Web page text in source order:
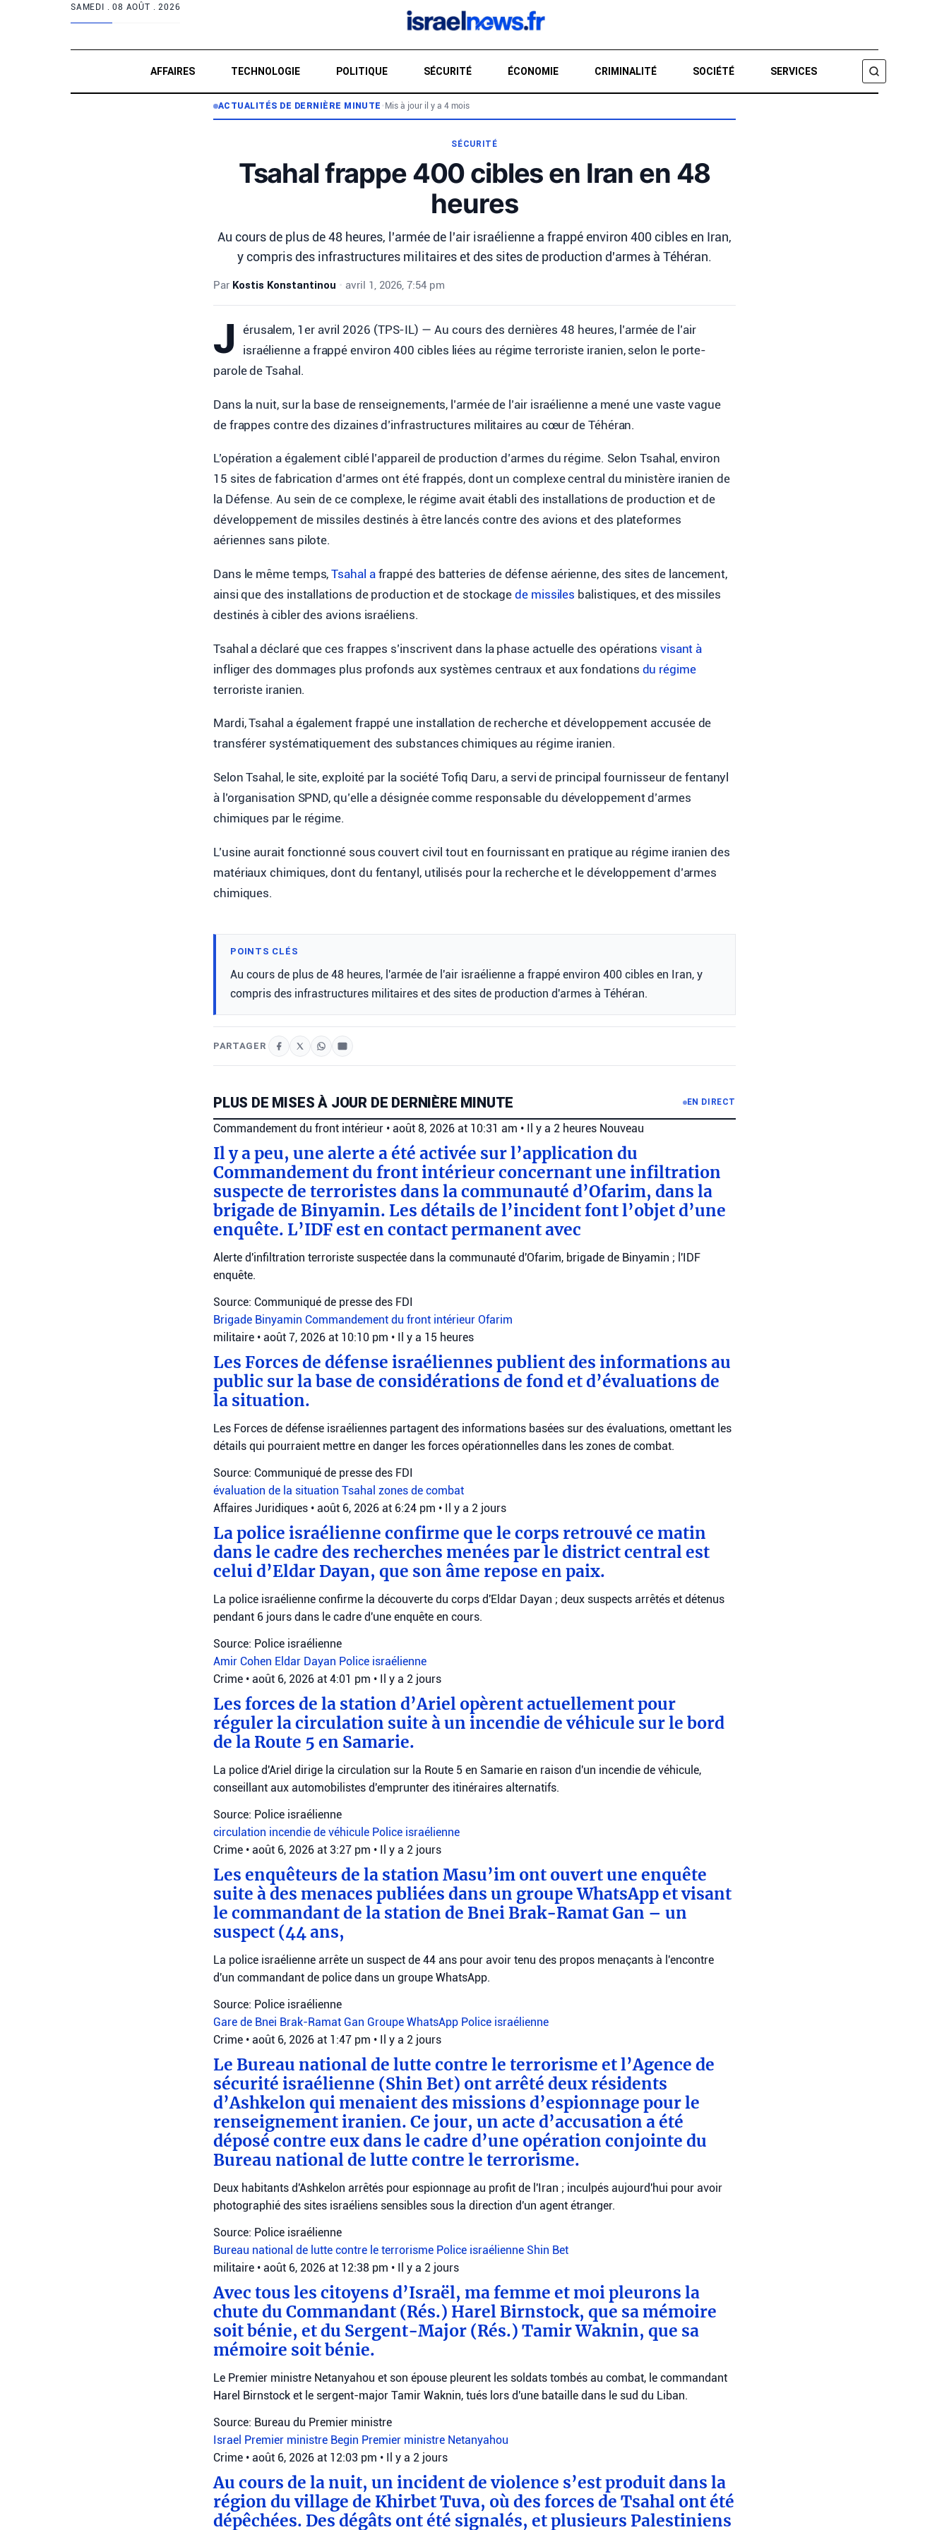
SAMEDI .08 AOÛT . 2026
AFFAIRES TECHNOLOGIE POLITIQUE SÉCURITÉ ÉCONOMIE CRIMINALITÉ SOCIÉTÉ SERVICES
RECHERCHER
ACTUALITÉS DE DERNIÈRE MINUTE • Mis à jour il y a 4 mois
SÉCURITÉ
Tsahal frappe 400 cibles en Iran en 48
heures
Au cours de plus de 48 heures, l'armée de l'air israélienne a frappé environ 400 cibles en Iran,
y compris des infrastructures militaires et des sites de production d'armes à Téhéran.
Par Kostis Konstantinou • avril 1, 2026, 7:54 pm
J
érusalem, 1er avril 2026 (TPS-IL) — Au cours des dernières 48 heures, l’armée de l’air
israélienne a frappé environ 400 cibles liées au régime terroriste iranien, selon le porte-
parole de Tsahal.
Dans la nuit, sur la base de renseignements, l’armée de l’air israélienne a mené une vaste vague
de frappes contre des dizaines d’infrastructures militaires au cœur de Téhéran.
L’opération a également ciblé l’appareil de production d’armes du régime. Selon Tsahal, environ
15 sites de fabrication d’armes ont été frappés, dont un complexe central du ministère iranien de
la Défense. Au sein de ce complexe, le régime avait établi des installations de production et de
développement de missiles destinés à être lancés contre des avions et des plateformes
aériennes sans pilote.
Dans le même temps,Tsahal afrappé des batteries de défense aérienne, des sites de lancement,
ainsi que des installations de production et de stockagede missiles balistiques, et des missiles
destinés à cibler des avions israéliens.
Tsahal a déclaré que ces frappes s’inscrivent dans la phase actuelle des opérations visant à
infliger des dommages plus profonds aux systèmes centraux et aux fondations du régime
terroriste iranien.
Mardi, Tsahal a également frappé une installation de recherche et développement accusée de
transférer systématiquement des substances chimiques au régime iranien.
Selon Tsahal, le site, exploité par la société Tofiq Daru, a servi de principal fournisseur de fentanyl
à l’organisation SPND, qu’elle a désignée comme responsable du développement d’armes
chimiques par le régime.
L’usine aurait fonctionné sous couvert civil tout en fournissant en pratique au régime iranien des
matériaux chimiques, dont du fentanyl, utilisés pour la recherche et le développement d’armes
chimiques.
POINTS CLÉS
Au cours de plus de 48 heures, l'armée de l'air israélienne a frappé environ 400 cibles en Iran, y
compris des infrastructures militaires et des sites de production d'armes à Téhéran.
PARTAGER
PLUS DE MISES À JOUR DE DERNIÈRE MINUTE EN DIRECT
Commandement du front intérieur • août 8, 2026 at 10:31 am • Il y a 2 heures Nouveau
Il y a peu, une alerte a été activée sur l’application du
Commandement du front intérieur concernant une infiltration
suspecte de terroristes dans la communauté d’Ofarim, dans la
brigade de Binyamin. Les détails de l’incident font l’objet d’une
enquête. L’IDF est en contact permanent avec
Alerte d'infiltration terroriste suspectée dans la communauté d'Ofarim, brigade de Binyamin ; l'IDF
enquête.
Source: Communiqué de presse des FDI
Brigade Binyamin Commandement du front intérieur Ofarim
militaire • août 7, 2026 at 10:10 pm • Il y a 15 heures
Les Forces de défense israéliennes publient des informations au
public sur la base de considérations de fond et d’évaluations de
la situation.
Les Forces de défense israéliennes partagent des informations basées sur des évaluations, omettant les
détails qui pourraient mettre en danger les forces opérationnelles dans les zones de combat.
Source: Communiqué de presse des FDI
évaluation de la situation Tsahal zones de combat
Affaires Juridiques • août 6, 2026 at 6:24 pm • Il y a 2 jours
La police israélienne confirme que le corps retrouvé ce matin
dans le cadre des recherches menées par le district central est
celui d’Eldar Dayan, que son âme repose en paix.
La police israélienne confirme la découverte du corps d'Eldar Dayan ; deux suspects arrêtés et détenus
pendant 6 jours dans le cadre d'une enquête en cours.
Source: Police israélienne
Amir Cohen Eldar Dayan Police israélienne
Crime • août 6, 2026 at 4:01 pm • Il y a 2 jours
Les forces de la station d’Ariel opèrent actuellement pour
réguler la circulation suite à un incendie de véhicule sur le bord
de la Route 5 en Samarie.
La police d'Ariel dirige la circulation sur la Route 5 en Samarie en raison d'un incendie de véhicule,
conseillant aux automobilistes d'emprunter des itinéraires alternatifs.
Source: Police israélienne
circulation incendie de véhicule Police israélienne
Crime • août 6, 2026 at 3:27 pm • Il y a 2 jours
Les enquêteurs de la station Masu’im ont ouvert une enquête
suite à des menaces publiées dans un groupe WhatsApp et visant
le commandant de la station de Bnei Brak-Ramat Gan – un
suspect (44 ans,
La police israélienne arrête un suspect de 44 ans pour avoir tenu des propos menaçants à l'encontre
d'un commandant de police dans un groupe WhatsApp.
Source: Police israélienne
Gare de Bnei Brak-Ramat Gan Groupe WhatsApp Police israélienne
Crime • août 6, 2026 at 1:47 pm • Il y a 2 jours
Le Bureau national de lutte contre le terrorisme et l’Agence de
sécurité israélienne (Shin Bet) ont arrêté deux résidents
d’Ashkelon qui menaient des missions d’espionnage pour le
renseignement iranien. Ce jour, un acte d’accusation a été
déposé contre eux dans le cadre d’une opération conjointe du
Bureau national de lutte contre le terrorisme.
Deux habitants d'Ashkelon arrêtés pour espionnage au profit de l'Iran ; inculpés aujourd'hui pour avoir
photographié des sites israéliens sensibles sous la direction d'un agent étranger.
Source: Police israélienne
Bureau national de lutte contre le terrorisme Police israélienne Shin Bet
militaire • août 6, 2026 at 12:38 pm • Il y a 2 jours
Avec tous les citoyens d’Israël, ma femme et moi pleurons la
chute du Commandant (Rés.) Harel Birnstock, que sa mémoire
soit bénie, et du Sergent-Major (Rés.) Tamir Waknin, que sa
mémoire soit bénie.
Le Premier ministre Netanyahou et son épouse pleurent les soldats tombés au combat, le commandant
Harel Birnstock et le sergent-major Tamir Waknin, tués lors d'une bataille dans le sud du Liban.
Source: Bureau du Premier ministre
Israel Premier ministre Begin Premier ministre Netanyahou
Crime • août 6, 2026 at 12:03 pm • Il y a 2 jours
Au cours de la nuit, un incident de violence s’est produit dans la
région du village de Khirbet Tuva, où des forces de Tsahal ont été
dépêchées. Des dégâts ont été signalés, et plusieurs Palestiniens